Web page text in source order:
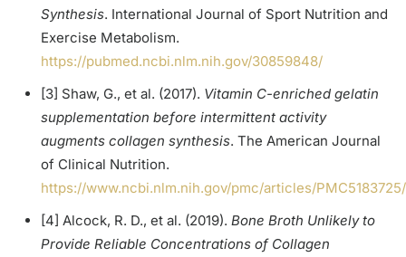
Synthesis. International Journal of Sport Nutrition and
Exercise Metabolism.
https://pubmed.ncbi.nlm.nih.gov/30859848/
[3] Shaw, G., et al. (2017). Vitamin C-enriched gelatin
supplementation before intermittent activity
augments collagen synthesis. The American Journal
of Clinical Nutrition.
https://www.ncbi.nlm.nih.gov/pmc/articles/PMC5183725/
[4] Alcock, R. D., et al. (2019). Bone Broth Unlikely to
Provide Reliable Concentrations of Collagen